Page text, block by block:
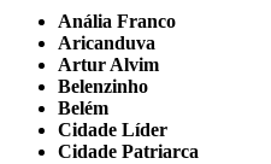
Anália Franco
Aricanduva
Artur Alvim
Belenzinho
Belém
Cidade Líder
Cidade Patriarca